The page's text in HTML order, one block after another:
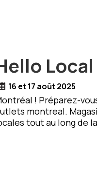
16 et 17 août 2025
! Préparez-
montreal.
tout au long de